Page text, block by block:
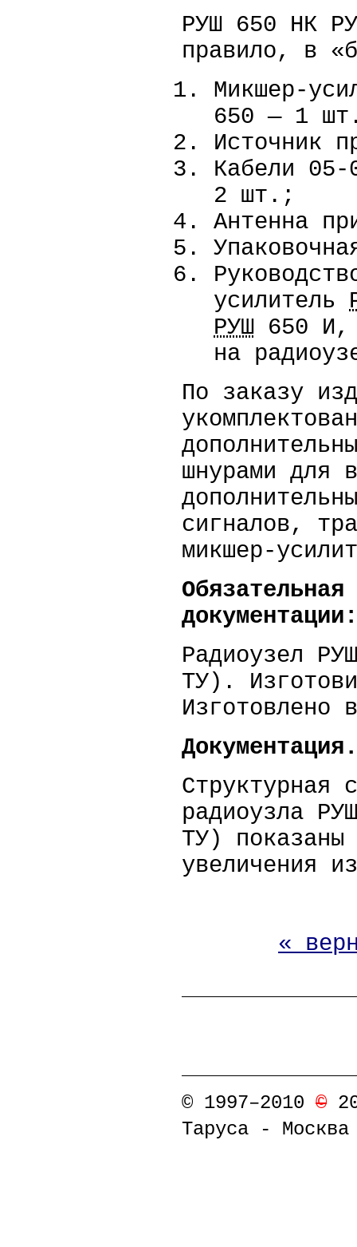
РУШ 650 НК
правило, в
Микшер-
650 — 1
Источник
Кабели 05-
2 шт.;
Антенна
усилитель
РУШ 650 И,
на
По заказу
шнурами для
сигналов,
микшер-
документации:
Радиоузел
ТУ).
Изготовлено
Документация.
Структурная
радиоузла
ТУ)
увеличения
«
© 1997–2010 ©
Таруса - Москва